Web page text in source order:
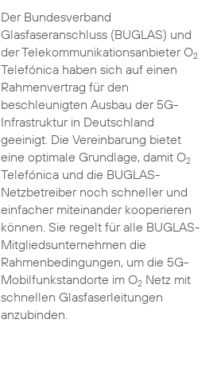
Der Bundesverband
Glasfaseranschluss (BUGLAS) und
der Telekommunikationsanbieter O2
Telefónica haben sich auf einen
Rahmenvertrag für den
beschleunigten Ausbau der 5G-
Infrastruktur in Deutschland
geeinigt. Die Vereinbarung bietet
eine optimale Grundlage, damit O2
Telefónica und die BUGLAS-
Netzbetreiber noch schneller und
einfacher miteinander kooperieren
können. Sie regelt für alle BUGLAS-
Mitgliedsunternehmen die
Rahmenbedingungen, um die 5G-
Mobilfunkstandorte im O2Netz mit
schnellen Glasfaserleitungen
anzubinden.